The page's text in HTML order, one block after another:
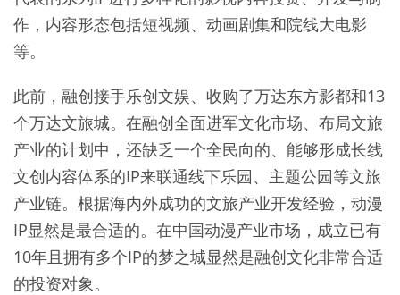
作，内容形态包括短视频、动画剧集和院线大电影
等。
此前，融创接手乐创文娱、收购了万达东方影都和13
个万达文旅城。在融创全面进军文化市场、布局文旅
产业的计划中，还缺乏一个全民向的、能够形成长线
文创内容体系的IP来联通线下乐园、主题公园等文旅
产业链。根据海内外成功的文旅产业开发经验，动漫
IP显然是最合适的。在中国动漫产业市场，成立已有
10年且拥有多个IP的梦之城显然是融创文化非常合适
的投资对象。